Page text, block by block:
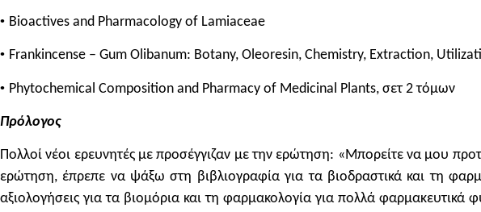
• Bioactives and Pharmacology of Lamiaceae
• Frankincense – Gum Olibanum: Botany, Oleoresin, Chemistry, Extraction,
• Phytochemical Composition and Pharmacy of Medicinal Plants, σετ 2 τόμων
Πρόλογος
Πολλοί νέοι ερευνητές με προσέγγιζαν με την ερώτηση: «Μπορείτε να μου
ερώτηση, έπρεπε να ψάξω στη βιβλιογραφία για τα βιοδραστικά και τη
αξιολογήσεις για τα βιομόρια και τη φαρμακολογία για πολλά